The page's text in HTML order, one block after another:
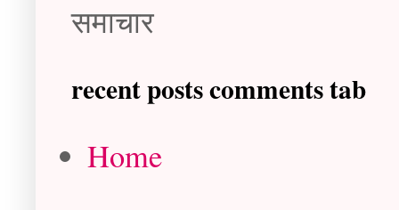
समाचार
recent posts comments tab
Home